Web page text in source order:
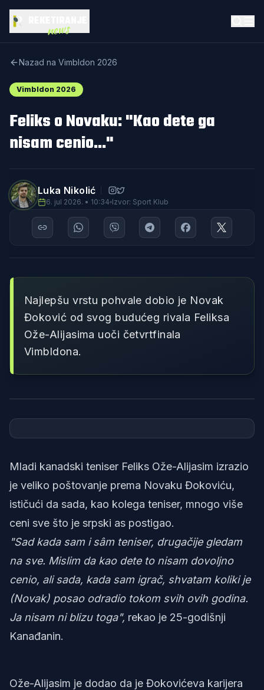
news
Nazad na Vimbldon 2026
Vimbldon 2026
Feliks o Novaku: "Kao dete ga
nisam cenio..."
Luka Nikolić
6. jul 2026. • 10:34 Izvor: Sport Klub
Najlepšu vrstu pohvale dobio je Novak
Đoković od svog budućeg rivala Feliksa
Ože-Alijasima uoči četvrtfinala
Vimbldona.
Mladi kanadski teniser Feliks Ože-Alijasim izrazio
je veliko poštovanje prema Novaku Đokoviću,
ističući da sada, kao kolega teniser, mnogo više
ceni sve što je srpski as postigao.
"Sad kada sam i sâm teniser, drugačije gledam
na sve. Mislim da kao dete to nisam dovoljno
cenio, ali sada, kada sam igrač, shvatam koliki je
(Novak) posao odradio tokom svih ovih godina.
Ja nisam ni blizu toga", rekao je 25-godišnji
Kanađanin.
Ože-Alijasim je dodao da je Đokovićeva karijera